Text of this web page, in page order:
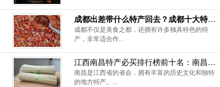
成都出差带什么特产回去？成都十大特产必买清单
成都不仅是美食之都，还拥有许多独具特色的特
产，非常适合作...
江西南昌特产必买排行榜前十名：南昌米粉居榜首，赣绣上榜
南昌是江西省的省会，拥有丰富的历史文化和独特
的地方特产。...